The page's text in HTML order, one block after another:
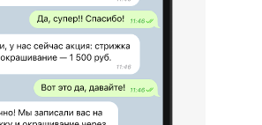
Интернет-